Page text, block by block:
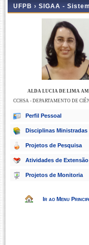
UFPB › SIGAA -
ALDA LUCIA DE LIMA
CCHSA - DEPARTAMENTO DE
Perfil Pessoal
Disciplinas Ministradas
Projetos de Pesquisa
Atividades de Extensão
Projetos de Monitoria
Ir ao Menu